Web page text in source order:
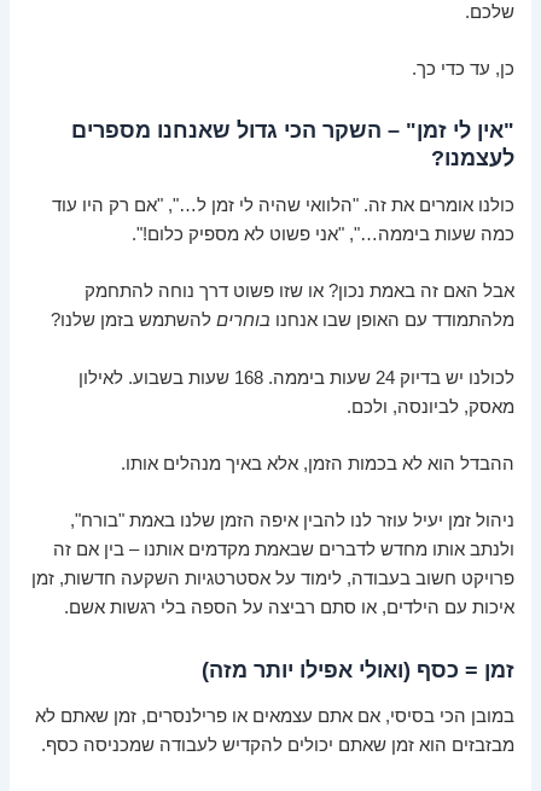
שלכם.
כן, עד כדי כך.
"אין לי זמן" – השקר הכי גדול שאנחנו מספרים
לעצמנו?
כולנו אומרים את זה. "הלוואי שהיה לי זמן ל…", "אם רק היו עוד
כמה שעות ביממה…", "אני פשוט לא מספיק כלום!".
אבל האם זה באמת נכון? או שזו פשוט דרך נוחה להתחמק
מלהתמודד עם האופן שבו אנחנו בוחרים להשתמש בזמן שלנו?
לכולנו יש בדיוק 24 שעות ביממה. 168 שעות בשבוע. לאילון
מאסק, לביונסה, ולכם.
ההבדל הוא לא בכמות הזמן, אלא באיך מנהלים אותו.
ניהול זמן יעיל עוזר לנו להבין איפה הזמן שלנו באמת "בורח",
ולנתב אותו מחדש לדברים שבאמת מקדמים אותנו – בין אם זה
פרויקט חשוב בעבודה, לימוד על אסטרטגיות השקעה חדשות, זמן
איכות עם הילדים, או סתם רביצה על הספה בלי רגשות אשם.
זמן = כסף (ואולי אפילו יותר מזה)
במובן הכי בסיסי, אם אתם עצמאים או פרילנסרים, זמן שאתם לא
מבזבזים הוא זמן שאתם יכולים להקדיש לעבודה שמכניסה כסף.